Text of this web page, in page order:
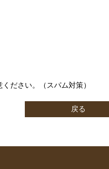
ださい。（スパム対策）
戻る